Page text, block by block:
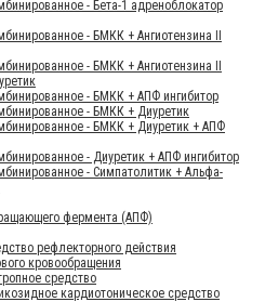
- Бета-1 адреноблокатор
- БМКК + Ангиотензина II
- БМКК + Ангиотензина II
- БМКК + АПФ ингибитор
- БМКК + Диуретик
- БМКК + Диуретик + АПФ
- Диуретик + АПФ ингибитор
- Симпатолитик + Альфа-
фермента (АПФ)
рефлекторного действия
кровообращения
средство
кардиотоническое средство